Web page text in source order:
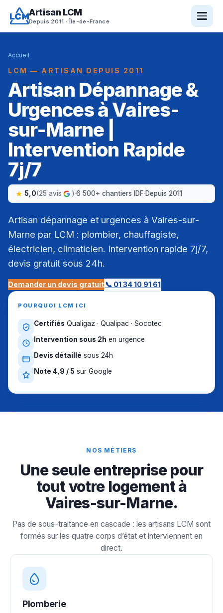
Artisan LCM
Depuis 2011 · Île-de-France
Accueil
LCM — ARTISAN DEPUIS 2011
Artisan Dépannage &
Urgences à Vaires-
sur-Marne |
Intervention Rapide
7j/7
5,0(25 avis )·6 500+ chantiers IDF·Depuis 2011
Artisan dépannage et urgences à Vaires-sur-
Marne par LCM : plombier, chauffagiste,
électricien, climaticien. Intervention rapide 7j/7,
devis gratuit sous 24h.
Demander un devis gratuit📞 01 34 10 91 61
POURQUOI LCM ICI
Certifiés Qualigaz · Qualipac · Socotec
Intervention sous 2h en urgence
Devis détaillé sous 24h
Note 4,9 / 5 sur Google
NOS MÉTIERS
Une seule entreprise pour
tout votre logement à
Vaires-sur-Marne.
Pas de sous-traitance en cascade : les artisans LCM sont
formés sur les quatre corps d’état et interviennent en
direct.
Plomberie